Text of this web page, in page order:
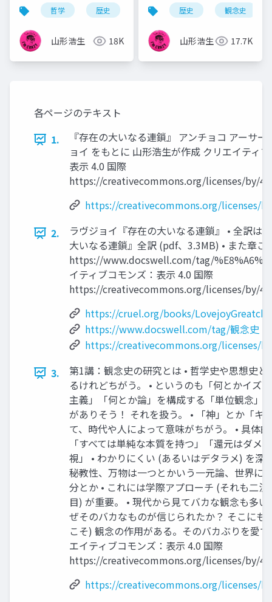
世における充満の原理
と内部紛争
哲学 歴史 観念史 プラトン
山形浩生 18K
イプニッツ＆スピノザ
歴史 観念史
山形浩生 17.7K
各ページのテキスト
1.
『存在の大いなる連鎖』 アンチョコ アーサ
ョイ をもとに 山形浩生が作成 クリエイティ
表示 4.0 国際
https://creativecommons.org/licenses/by/
https://creativecommons.org/licenses/
2.
ラヴジョイ『存在の大いなる連鎖』 • 全訳は
大いなる連鎖』全訳 (pdf、3.3MB) • また章ご
https://www.docswell.com/tag/
イティブコモンズ：表示 4.0 国際
https://creativecommons.org/licenses/by/
https://cruel.org/books/
https://www.docswell.com/tag/観念史
https://creativecommons.org/licenses/
3.
第1講：観念史の研究とは • 哲学史や思想史と
るけれどちがう。 • というのも「何とかイズ
主義」「何とか論」を構成する「単位観念」
がありそう！ それを扱う。 • 「神」とか「キ
て、時代や人によって意味がちがう。 • 具体
「すべては単純な本質を持つ」「還元はダメ
視」 • わかりにくい (あるいはデタラメ) を深
秘教性、万物は一つとかいう一元論、世界に
分とか • これには学際アプローチ (それも二
目) が重要。 • 現代から見てバカな観念も多
ぜそのバカなものが信じられたか？ そこにも
こそ) 観念の作用がある。そのバカぶりを愛
エイティブコモンズ：表示 4.0 国際
https://creativecommons.org/licenses/by/
https://creativecommons.org/licenses/